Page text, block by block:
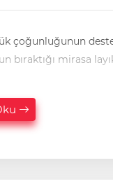
göreve seçildi. Toplantı
bıraktığı mirasa